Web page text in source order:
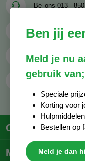
Bel ons 013 -
Mail ons
Whatsapp 06 - 81
Mijn account
Ben jij
Meld je nu
gebruik van;
Speciale
Korting voor
Bestellen op
Meld je dan